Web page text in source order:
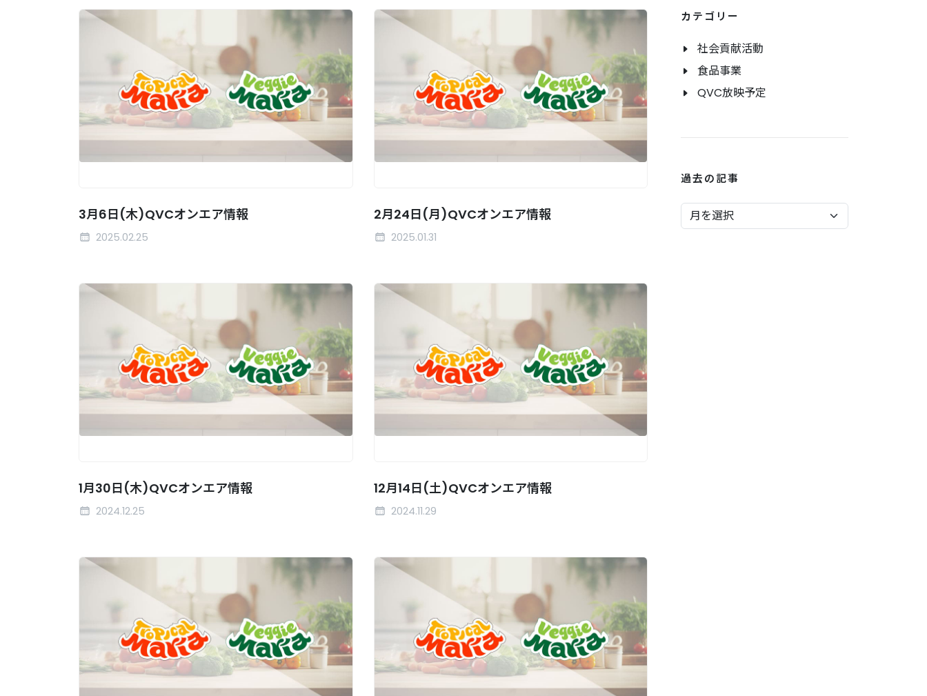
3月6日(木)QVCオンエア情報
2025.02.25
2月24日(月)QVCオンエア情報
2025.01.31
1月30日(木)QVCオンエア情報
2024.12.25
12月14日(土)QVCオンエア情報
2024.11.29
カテゴリー
社会貢献活動
食品事業
QVC放映予定
過去の記事